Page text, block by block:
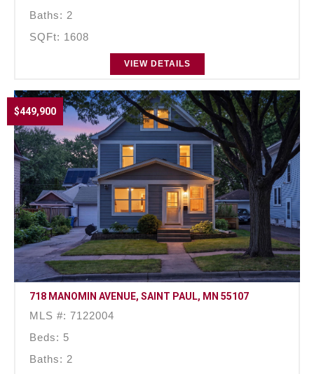
Baths: 2
SQFt: 1608
VIEW DETAILS
$449,900
718 MANOMIN AVENUE, SAINT PAUL, MN 55107
MLS #: 7122004
Beds: 5
Baths: 2